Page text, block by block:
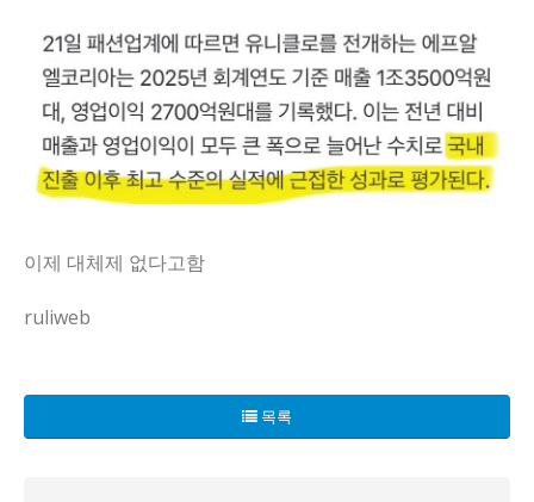
이제 대체제 없다고함
ruliweb
시장 분위기도 복잡해 보이더라. SPA 브랜드끼리 서로 비
소비자 반응은 여전히 가성비에 집중된다는 느낌이 커. 업
목록